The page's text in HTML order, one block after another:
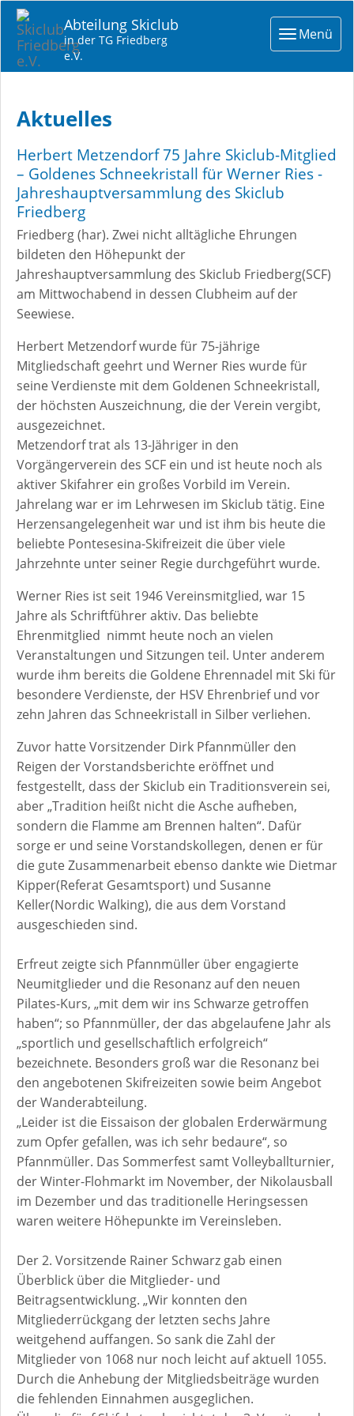
Toggle
Menü
Abteilung Skiclub
in der TG Friedberg
e.V.
Aktuelles
Herbert Metzendorf 75 Jahre Skiclub-Mitglied
– Goldenes Schneekristall für Werner Ries -
Jahreshauptversammlung des Skiclub
Friedberg
Friedberg (har). Zwei nicht alltägliche Ehrungen
bildeten den Höhepunkt der
Jahreshauptversammlung des Skiclub Friedberg(SCF)
am Mittwochabend in dessen Clubheim auf der
Seewiese.
Herbert Metzendorf wurde für 75-jährige
Mitgliedschaft geehrt und Werner Ries wurde für
seine Verdienste mit dem Goldenen Schneekristall,
der höchsten Auszeichnung, die der Verein vergibt,
ausgezeichnet.
Metzendorf trat als 13-Jähriger in den
Vorgängerverein des SCF ein und ist heute noch als
aktiver Skifahrer ein großes Vorbild im Verein.
Jahrelang war er im Lehrwesen im Skiclub tätig. Eine
Herzensangelegenheit war und ist ihm bis heute die
beliebte Pontesesina-Skifreizeit die über viele
Jahrzehnte unter seiner Regie durchgeführt wurde.
Werner Ries ist seit 1946 Vereinsmitglied, war 15
Jahre als Schriftführer aktiv. Das beliebte
Ehrenmitglied nimmt heute noch an vielen
Veranstaltungen und Sitzungen teil. Unter anderem
wurde ihm bereits die Goldene Ehrennadel mit Ski für
besondere Verdienste, der HSV Ehrenbrief und vor
zehn Jahren das Schneekristall in Silber verliehen.
Zuvor hatte Vorsitzender Dirk Pfannmüller den
Reigen der Vorstandsberichte eröffnet und
festgestellt, dass der Skiclub ein Traditionsverein sei,
aber „Tradition heißt nicht die Asche aufheben,
sondern die Flamme am Brennen halten“. Dafür
sorge er und seine Vorstandskollegen, denen er für
die gute Zusammenarbeit ebenso dankte wie Dietmar
Kipper(Referat Gesamtsport) und Susanne
Keller(Nordic Walking), die aus dem Vorstand
ausgeschieden sind.
Erfreut zeigte sich Pfannmüller über engagierte
Neumitglieder und die Resonanz auf den neuen
Pilates-Kurs, „mit dem wir ins Schwarze getroffen
haben“; so Pfannmüller, der das abgelaufene Jahr als
„sportlich und gesellschaftlich erfolgreich“
bezeichnete. Besonders groß war die Resonanz bei
den angebotenen Skifreizeiten sowie beim Angebot
der Wanderabteilung.
„Leider ist die Eissaison der globalen Erderwärmung
zum Opfer gefallen, was ich sehr bedaure“, so
Pfannmüller. Das Sommerfest samt Volleyballturnier,
der Winter-Flohmarkt im November, der Nikolausball
im Dezember und das traditionelle Heringsessen
waren weitere Höhepunkte im Vereinsleben.
Der 2. Vorsitzende Rainer Schwarz gab einen
Überblick über die Mitglieder- und
Beitragsentwicklung. „Wir konnten den
Mitgliederrückgang der letzten sechs Jahre
weitgehend auffangen. So sank die Zahl der
Mitglieder von 1068 nur noch leicht auf aktuell 1055.
Durch die Anhebung der Mitgliedsbeiträge wurden
die fehlenden Einnahmen ausgeglichen.